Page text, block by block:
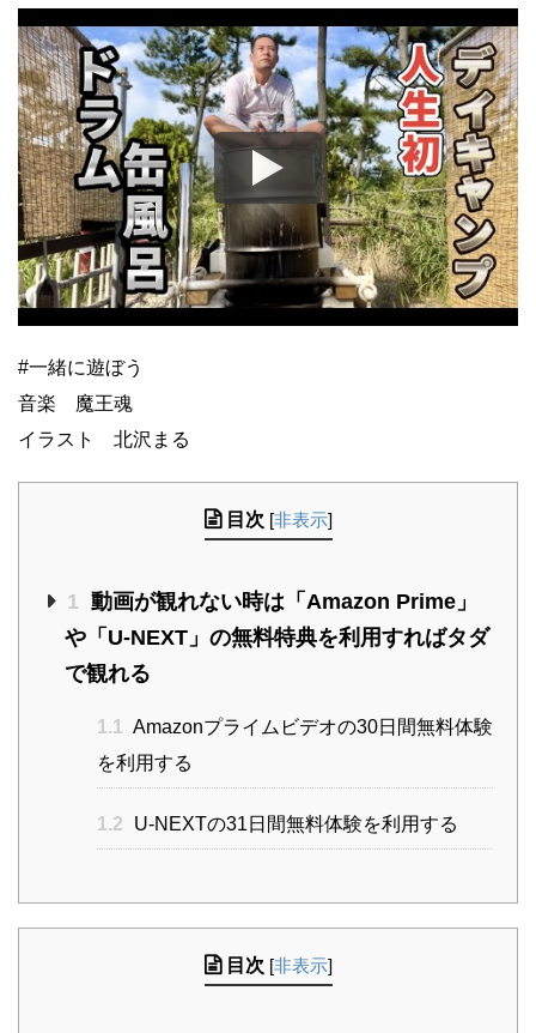
#一緒に遊ぼう
音楽 魔王魂
イラスト 北沢まる
目次 [非表示]
1 動画が観れない時は「Amazon Prime」
や「U-NEXT」の無料特典を利用すればタダ
で観れる
1.1 Amazonプライムビデオの30日間無料体験
を利用する
1.2 U-NEXTの31日間無料体験を利用する
目次 [非表示]